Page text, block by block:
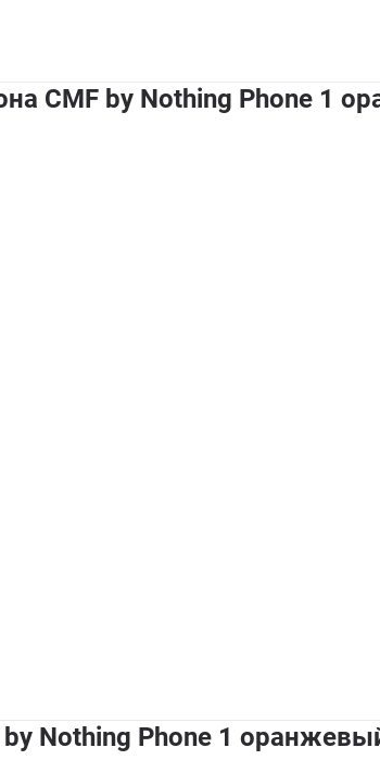
CMF by Nothing Phone 1
Nothing Phone 1